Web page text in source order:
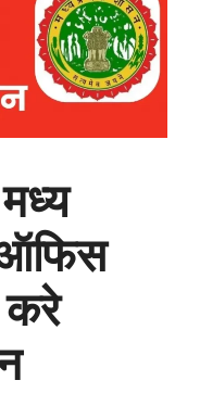
करे